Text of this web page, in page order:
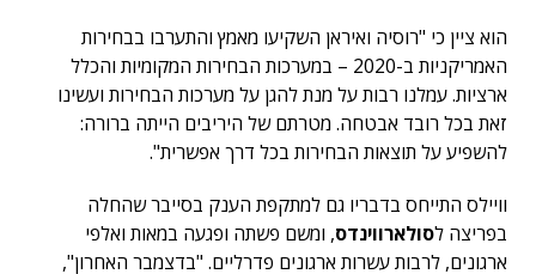
הוא ציין כי "רוסיה ואיראן השקיעו מאמץ והתערבו בבחירות
האמריקניות ב-2020 – במערכות הבחירות המקומיות והכלל
ארציות. עמלנו רבות על מנת להגן על מערכות הבחירות ועשינו
זאת בכל רובד אבטחה. מטרתם של היריבים הייתה ברורה:
להשפיע על תוצאות הבחירות בכל דרך אפשרית".
וויילס התייחס בדבריו גם למתקפת הענק בסייבר שהחלה
בפריצה לסולארווינדס, ומשם פשתה ופגעה במאות ואלפי
ארגונים, לרבות עשרות ארגונים פדרליים. "בדצמבר האחרון",